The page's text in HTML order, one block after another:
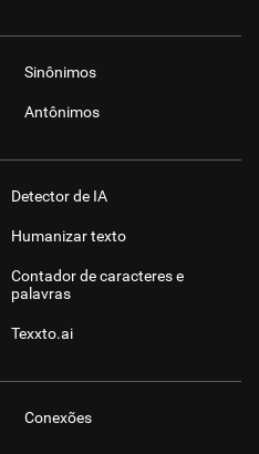
Sinônimos
Antônimos
Detector de IA
Humanizar texto
Contador de caracteres e
palavras
Texxto.ai
Conexões